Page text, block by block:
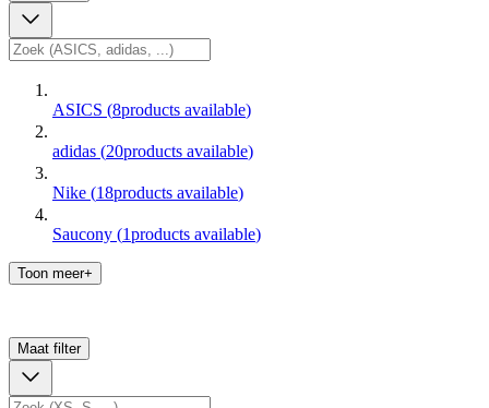
ASICS (8products available)
adidas (20products available)
Nike (18products available)
Saucony (1products available)
Toon meer+
Maat filter